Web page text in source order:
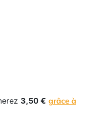
3,50 € grâce à